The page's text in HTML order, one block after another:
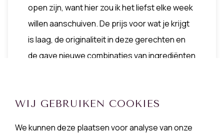
open zijn, want hier zou ik het liefst elke week
willen aanschuiven. De prijs voor wat je krijgt
is laag, de originaliteit in deze gerechten en
de gave nieuwe combinaties van ingrediënten
terug ga komen. Bedankt voor deze ervaring
WIJ GEBRUIKEN COOKIES
We kunnen deze plaatsen voor analyse van onze